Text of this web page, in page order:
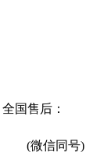
全国售后：
(微信同号)